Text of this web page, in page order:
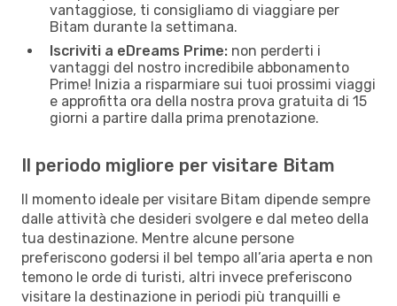
vantaggiose, ti consigliamo di viaggiare per
Bitam durante la settimana.
Iscriviti a eDreams Prime: non perderti i
vantaggi del nostro incredibile abbonamento
Prime! Inizia a risparmiare sui tuoi prossimi viaggi
e approfitta ora della nostra prova gratuita di 15
giorni a partire dalla prima prenotazione.
Il periodo migliore per visitare Bitam
Il momento ideale per visitare Bitam dipende sempre
dalle attività che desideri svolgere e dal meteo della
tua destinazione. Mentre alcune persone
preferiscono godersi il bel tempo all’aria aperta e non
temono le orde di turisti, altri invece preferiscono
visitare la destinazione in periodi più tranquilli e